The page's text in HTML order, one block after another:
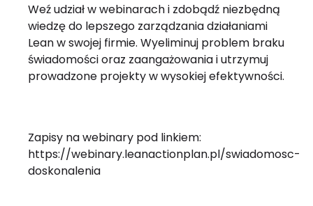
Weź udział w webinarach i zdobądź niezbędną
wiedzę do lepszego zarządzania działaniami
Lean w swojej firmie. Wyeliminuj problem braku
świadomości oraz zaangażowania i utrzymuj
prowadzone projekty w wysokiej efektywności.
Zapisy na webinary pod linkiem:
https://webinary.leanactionplan.pl/swiadomosc-
doskonalenia